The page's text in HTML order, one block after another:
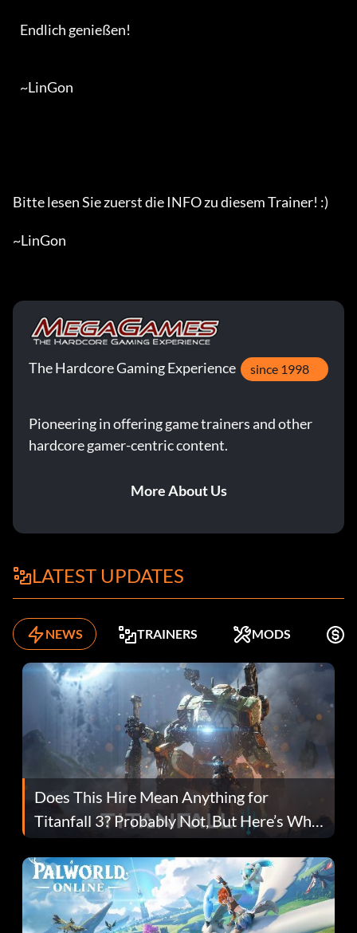
Bitte lesen Sie zuerst die INFO zu diesem Trainer! :)
~LinGon
The Hardcore Gaming Experience since 1998
Pioneering in offering game trainers and other
hardcore gamer-centric content.
More About Us
LATEST UPDATES
NEWS TRAINERS MODS
Does This Hire Mean Anything for
Titanfall 3? Probably Not, But Here’s Why
Fans Are Hopeful